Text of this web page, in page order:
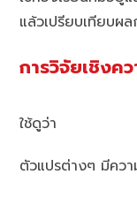
แล้วเปรียบเทียบผ
การวิจัยเชิง
ใช้ดูว่า
ตัวแปรต่างๆ มีคว